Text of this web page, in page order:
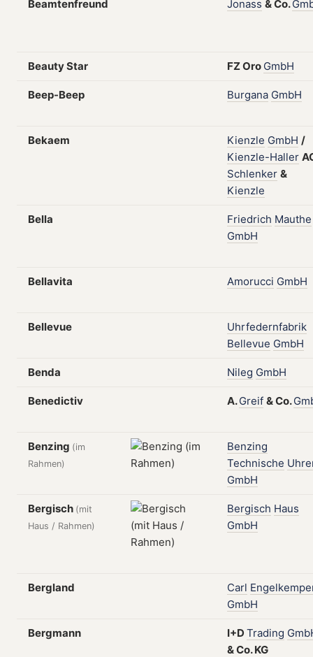
Beamtenfreund Jonass &Co.
Beauty Star FZOro GmbH
Beep-Beep Burgana GmbH
Bekaem Kienzle GmbH /
Kienzle-Haller
Schlenker &
Kienzle
Bella Friedrich Mauthe
GmbH
Bellavita Amorucci GmbH
Bellevue
Uhrfedernfabrik
Bellevue GmbH
Benda Nileg GmbH
Benedictiv A.Greif &Co.
Benzing (im
Rahmen)
Benzing
Technische
GmbH
Bergisch (mit
Haus / Rahmen)
Bergisch Haus
GmbH
Bergland Carl
GmbH
Bergmann I+D Trading
&Co.KG